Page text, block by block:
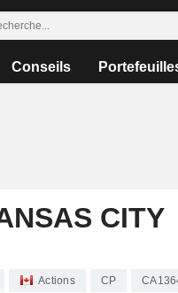
Conseils
CITY
Actions CP